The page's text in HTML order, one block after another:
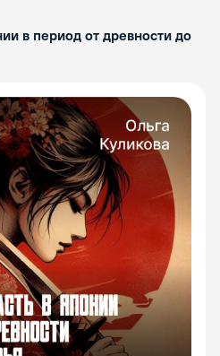
в период от древности до